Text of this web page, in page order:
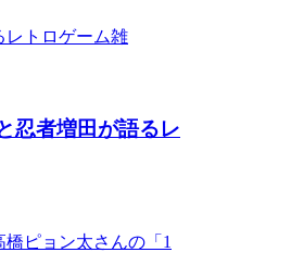
忍者増田が語るレ
ピョン太さんの「1